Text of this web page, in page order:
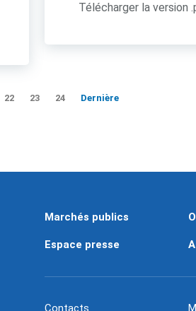
Télécharger la version
22 23 24 Dernière
Marchés publics
Espace presse
Contacts